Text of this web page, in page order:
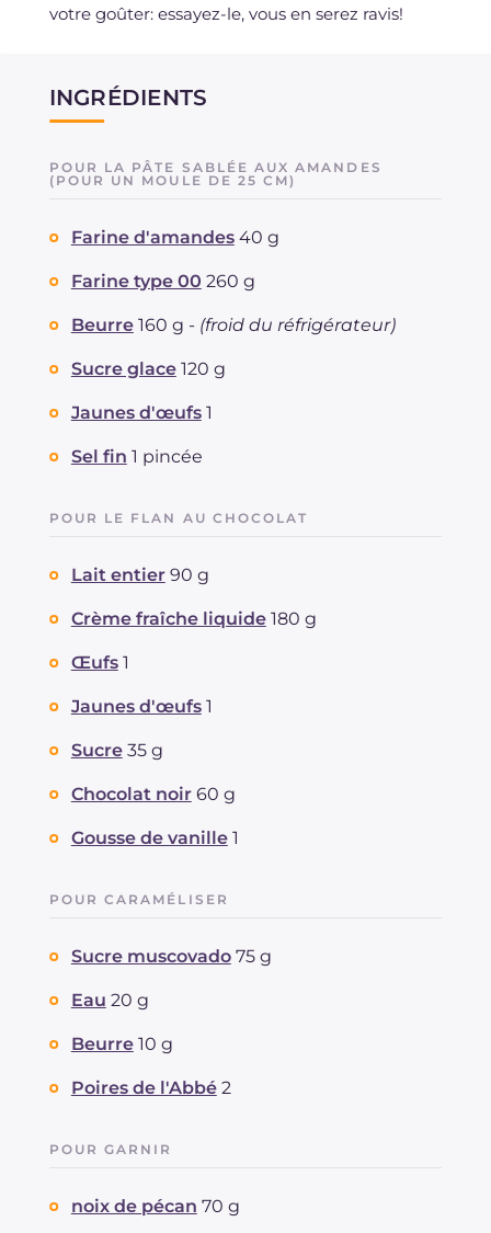
votre goûter: essayez-le, vous en serez ravis!
INGRÉDIENTS
POUR LA PÂTE SABLÉE AUX AMANDES
(POUR UN MOULE DE 25 CM)
Farine d'amandes 40 g
Farine type 00 260 g
Beurre 160 g - (froid du réfrigérateur)
Sucre glace 120 g
Jaunes d'œufs 1
Sel fin 1 pincée
POUR LE FLAN AU CHOCOLAT
Lait entier 90 g
Crème fraîche liquide 180 g
Œufs 1
Jaunes d'œufs 1
Sucre 35 g
Chocolat noir 60 g
Gousse de vanille 1
POUR CARAMÉLISER
Sucre muscovado 75 g
Eau 20 g
Beurre 10 g
Poires de l'Abbé 2
POUR GARNIR
noix de pécan 70 g